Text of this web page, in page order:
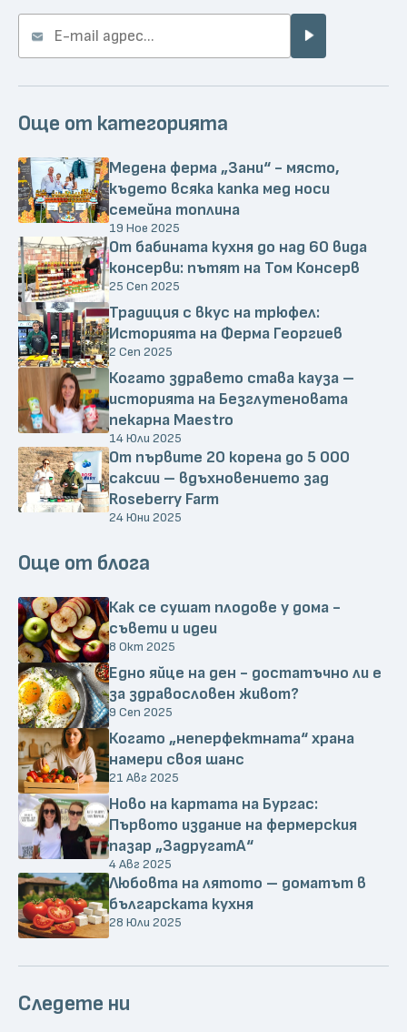
Още от категорията
Медена ферма „Зани“ - място,
където всяка капка мед носи
семейна топлина
19 Ное 2025
От бабината кухня до над 60 вида
консерви: пътят на Том Консерв
25 Сеп 2025
Традиция с вкус на трюфел:
Историята на Ферма Георгиев
2 Сеп 2025
Когато здравето става кауза –
историята на Безглутеновата
пекарна Maestro
14 Юли 2025
От първите 20 корена до 5 000
саксии – вдъхновението зад
Roseberry Farm
24 Юни 2025
Още от блога
Как се сушат плодове у дома -
съвети и идеи
8 Окт 2025
Едно яйце на ден - достатъчно ли е
за здравословен живот?
9 Сеп 2025
Когато „неперфектната“ храна
намери своя шанс
21 Авг 2025
Ново на картата на Бургас:
Първото издание на фермерския
пазар „ЗадругатА“
4 Авг 2025
Любовта на лятото – доматът в
българската кухня
28 Юли 2025
Следете ни